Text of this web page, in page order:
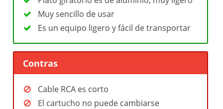
Muy sencillo de usar
Es un equipo ligero y fácil de transportar
Contras
Cable RCA es corto
El cartucho no puede cambiarse